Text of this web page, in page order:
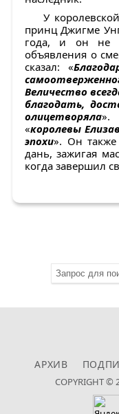
У
принц Джигме
года, и он не
объявления о
сказал: «
Величество
благодать,
олицетворяла».
«королевы
эпохи». Он также
дань, зажигая
когда завершил
АРХИВ
COPYRIGHT ©